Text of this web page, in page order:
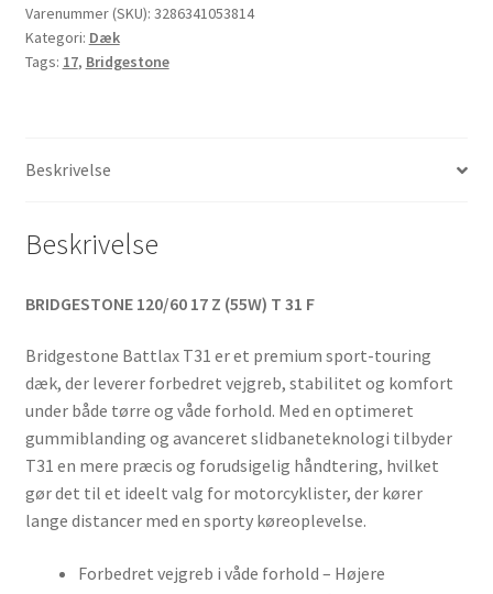
ZR
17
(55W)
Varenummer (SKU): 3286341053814
Kategori: Dæk
Tags: 17, Bridgestone
Beskrivelse
Beskrivelse
BRIDGESTONE 120/60 17 Z (55W) T 31 F
Bridgestone Battlax T31 er et premium sport-touring
dæk, der leverer forbedret vejgreb, stabilitet og komfort
under både tørre og våde forhold. Med en optimeret
gummiblanding og avanceret slidbaneteknologi tilbyder
T31 en mere præcis og forudsigelig håndtering, hvilket
gør det til et ideelt valg for motorcyklister, der kører
lange distancer med en sporty køreoplevelse.
Forbedret vejgreb i våde forhold – Højere